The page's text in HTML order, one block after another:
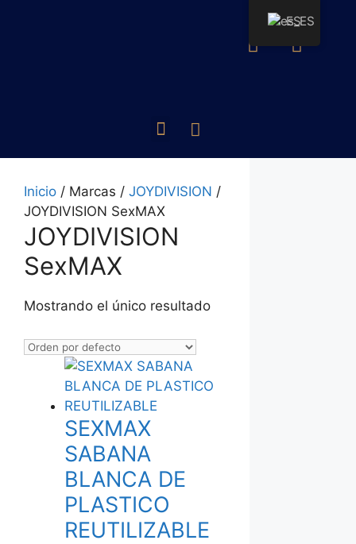
Inicio / Marcas / JOYDIVISION /
JOYDIVISION SexMAX
JOYDIVISION
SexMAX
Mostrando el único resultado
SEXMAX
SABANA
BLANCA DE
PLASTICO
REUTILIZABLE
ES